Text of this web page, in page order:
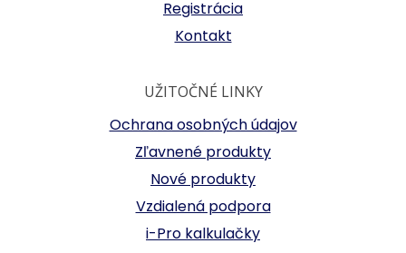
Registrácia
Kontakt
UŽITOČNÉ LINKY
Ochrana osobných údajov
Zľavnené produkty
Nové produkty
Vzdialená podpora
i-Pro kalkulačky